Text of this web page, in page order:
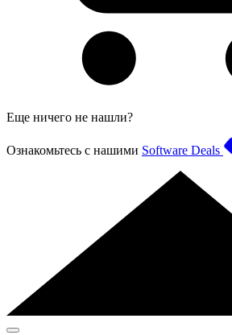
Еще ничего не нашли?
Ознакомьтесь с нашими Software Deals